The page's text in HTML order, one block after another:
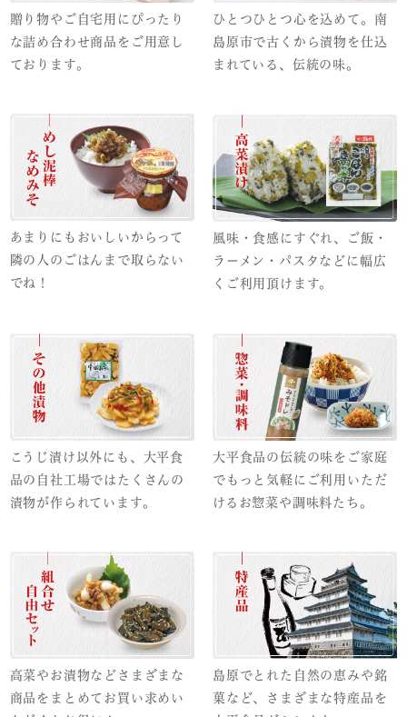
贈り物やご自宅用にぴったり
な詰め合わせ商品をご用意し
ております。
ひとつひとつ心を込めて。南
島原市で古くから漬物を仕込
まれている、伝統の味。
あまりにもおいしいからって
隣の人のごはんまで取らない
でね！
風味・食感にすぐれ、ご飯・
ラーメン・パスタなどに幅広
くご利用頂けます。
こうじ漬け以外にも、大平食
品の自社工場ではたくさんの
漬物が作られています。
大平食品の伝統の味をご家庭
でもっと気軽にご利用いただ
けるお惣菜や調味料たち。
高菜やお漬物などさまざまな
商品をまとめてお買い求めい
島原でとれた自然の恵みや銘
菓など、さまざまな特産品を